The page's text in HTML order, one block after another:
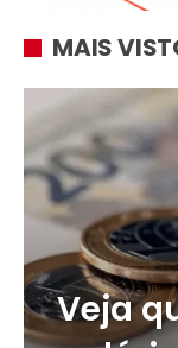
MAIS
Veja